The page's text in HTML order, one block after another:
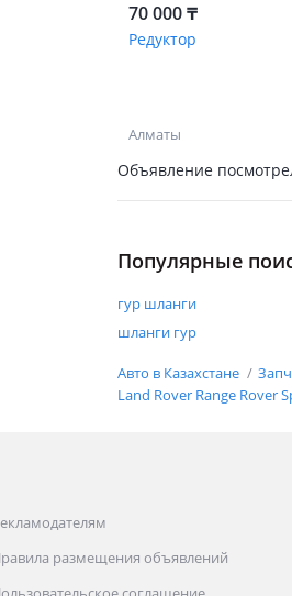
70 000 ₸
Редуктор
Алматы
Объявление
Популярные
гур шланги
шланги гур
Авто в Казахстане
Land Rover Range Rover
размещения объявлений